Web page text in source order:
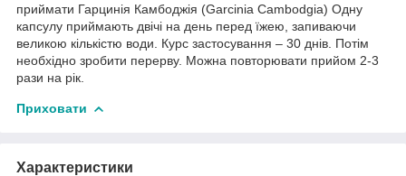
приймати Гарцинія Камбоджія (Garcinia Cambodgia) Одну
капсулу приймають двічі на день перед їжею, запиваючи
великою кількістю води. Курс застосування – 30 днів. Потім
необхідно зробити перерву. Можна повторювати прийом 2-3
рази на рік.
Приховати
Характеристики